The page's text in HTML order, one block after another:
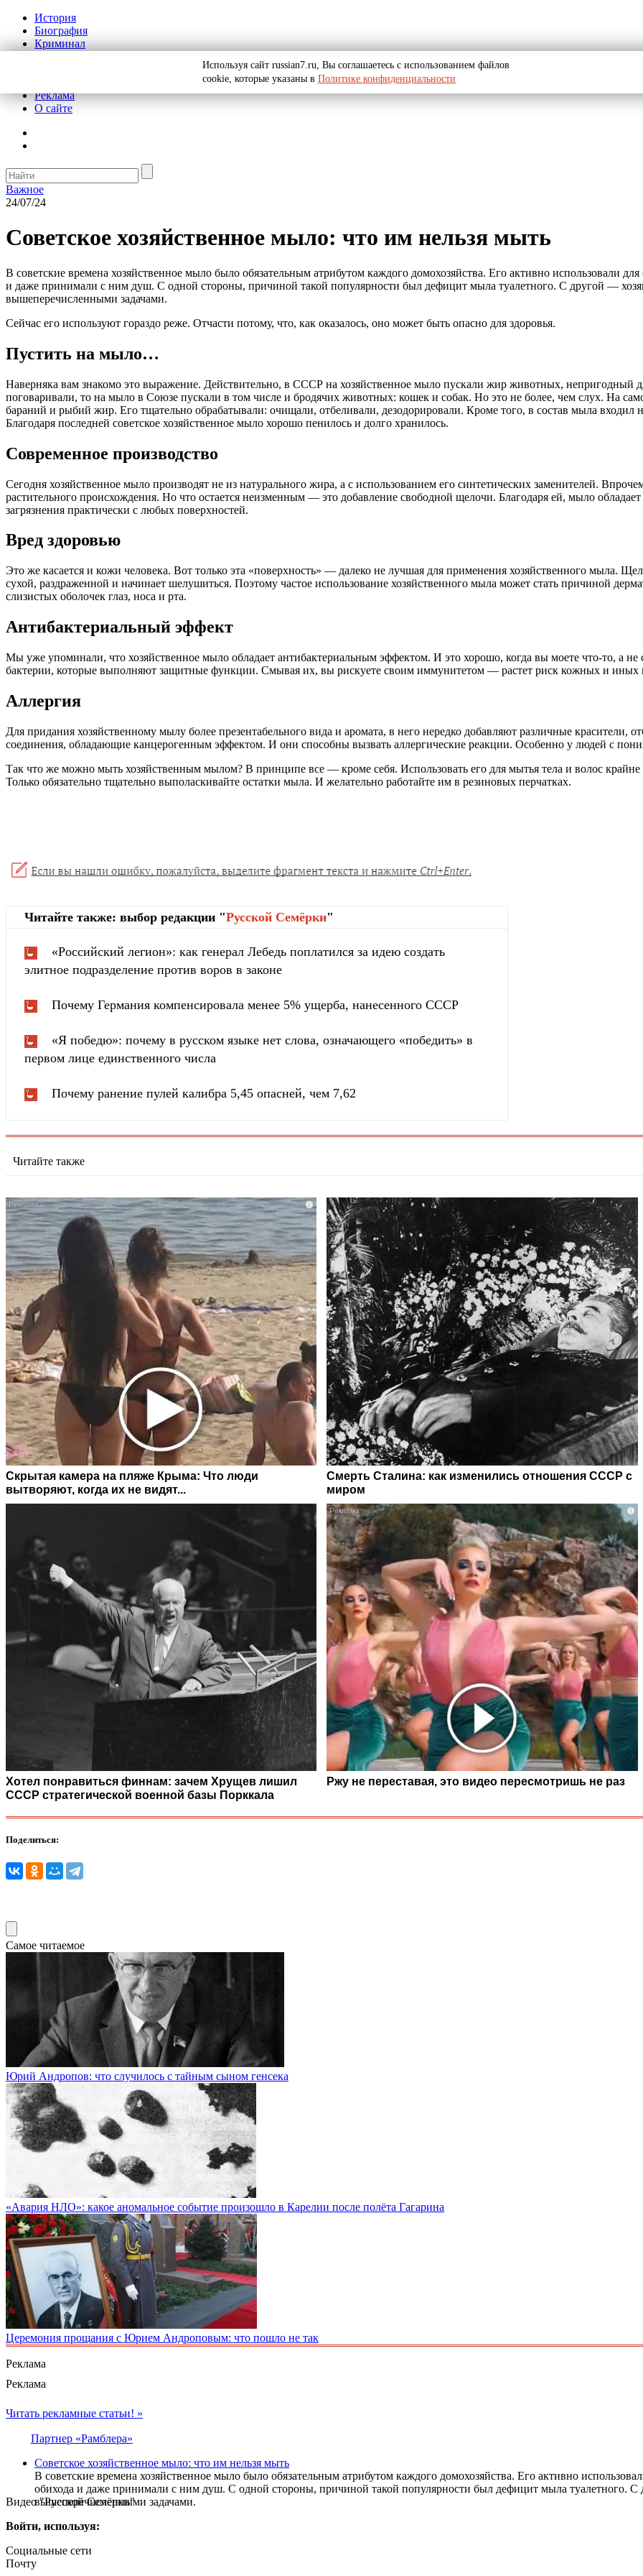
История
Биография
Криминал
Реклама
О сайте
Важное
24/07/24
Советское хозяйственное мыло: что им нельзя мыть
В советские времена хозяйственное мыло было обязательным атрибутом каждого домохозяйства. Его активно использовали
и даже принимали с ним душ. С одной стороны, причиной такой популярности был дефицит мыла туалетного. С другой —
вышеперечисленными задачами.
Сейчас его используют гораздо реже. Отчасти потому, что, как оказалось, оно может быть опасно для здоровья.
Пустить на мыло…
Наверняка вам знакомо это выражение. Действительно, в СССР на хозяйственное мыло пускали жир животных,
поговаривали, то на мыло в Союзе пускали в том числе и бродячих животных: кошек и собак. Но это не более, чем слух. На
бараний и рыбий жир. Его тщательно обрабатывали: очищали, отбеливали, дезодорировали. Кроме того, в состав мыла
Благодаря последней советское хозяйственное мыло хорошо пенилось и долго хранилось.
Современное производство
Сегодня хозяйственное мыло производят не из натурального жира, а с использованием его синтетических заменителей.
растительного происхождения. Но что остается неизменным — это добавление свободной щелочи. Благодаря ей, мыло
загрязнения практически с любых поверхностей.
Вред здоровью
Это же касается и кожи человека. Вот только эта «поверхность» — далеко не лучшая для применения хозяйственного мыла.
сухой, раздраженной и начинает шелушиться. Поэтому частое использование хозяйственного мыла может стать причиной
слизистых оболочек глаз, носа и рта.
Антибактериальный эффект
Мы уже упоминали, что хозяйственное мыло обладает антибактериальным эффектом. И это хорошо, когда вы моете что-то, а
бактерии, которые выполняют защитные функции. Смывая их, вы рискуете своим иммунитетом — растет риск кожных и
Аллергия
Для придания хозяйственному мылу более презентабельного вида и аромата, в него нередко добавляют различные красители,
соединения, обладающие канцерогенным эффектом. И они способны вызвать аллергические реакции. Особенно у людей с
Так что же можно мыть хозяйственным мылом? В принципе все — кроме себя. Использовать его для мытья тела и волос
Только обязательно тщательно выполаскивайте остатки мыла. И желательно работайте им в резиновых перчатках.
Читайте также: выбор редакции "Русской Cемёрки"
«Российский легион»: как генерал Лебедь поплатился за идею создать
элитное подразделение против воров в законе
Почему Германия компенсировала менее 5% ущерба, нанесенного СССР
«Я победю»: почему в русском языке нет слова, означающего «победить» в
первом лице единственного числа
Почему ранение пулей калибра 5,45 опасней, чем 7,62
Читайте также
i
Скрытая камера на пляже Крыма: Что люди
вытворяют, когда их не видят...
Смерть Сталина: как изменились отношения СССР с
миром
Хотел понравиться финнам: зачем Хрущев лишил
СССР стратегической военной базы Порккала
i
Ржу не переставая, это видео пересмотришь не раз
Поделиться:
Самое читаемое
Юрий Андропов: что случилось с тайным сыном генсека
«Авария НЛО»: какое аномальное событие произошло в Карелии после полёта Гагарина
Церемония прощания с Юрием Андроповым: что пошло не так
Реклама
Реклама
Видео "Русской Семёрки"
Читать рекламные статьи! »
Партнер «Рамблера»
Советское хозяйственное мыло: что им нельзя мыть
В советские времена хозяйственное мыло было обязательным атрибутом каждого домохозяйства. Его активно
обихода и даже принимали с ним душ. С одной стороны, причиной такой популярности был дефицит мыла туалетного. С
вышеперечисленными задачами.
Войти, используя:
Социальные сети
Почту
Используя сайт russian7.ru, Вы соглашаетесь с использованием файлов
cookie, которые указаны в Политике конфиденциальности